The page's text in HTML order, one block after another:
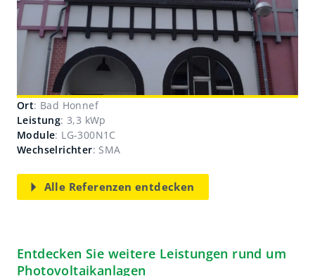
Ort: Bad Honnef
Leistung: 3,3 kWp
Module: LG-300N1C
Wechselrichter: SMA
Alle Referenzen entdecken
Entdecken Sie weitere Leistungen rund um
Photovoltaikanlagen